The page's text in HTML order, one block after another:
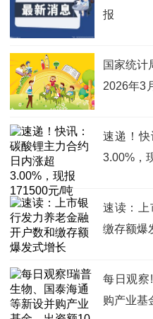
报
国家统计
2026年3
速递！
3.00%，
速读：上
缴存额爆
每日观察
购产业基